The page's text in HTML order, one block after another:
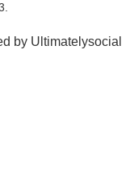
by Ultimatelysocial